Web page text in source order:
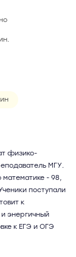
физико-
МГУ.
математике - 98,
поступали
к
энергичный
к ЕГЭ и ОГЭ